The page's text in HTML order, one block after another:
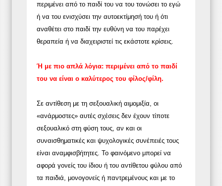
περιμένει από το παιδί του να του τονώσει το εγώ
ή να του ενισχύσει την αυτοεκτίμησή του ή ότι
αναθέτει στο παιδί την ευθύνη να του παρέχει
θεραπεία ή να διαχειριστεί τις εκάστοτε κρίσεις.
Ή με πιο απλά λόγια: περιμένει από το παιδί
του να είναι ο καλύτερος του φίλος/φίλη.
Σε αντίθεση με τη σεξουαλική αιμομιξία, οι
«ανάρμοστες» αυτές σχέσεις δεν έχουν τίποτε
σεξουαλικό στη φύση τους, αν και οι
συναισθηματικές και ψυχολογικές συνέπειές τους
είναι αναμφισβήτητες. Το φαινόμενο μπορεί να
αφορά γονείς του ίδιου ή του αντίθετου φύλου από
τα παιδιά, μονογονείς ή παντρεμένους και με το